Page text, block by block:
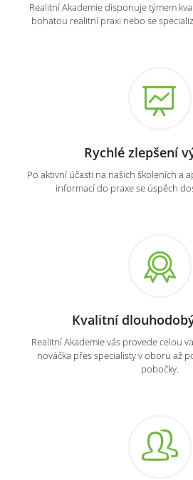
Realitní Akademie disponuje týmem
bohatou realitní praxi nebo se
Rychlé zlepšení
Po aktivní účasti na našich školeních a
informací do praxe se úspěch
Kvalitní
Realitní Akademie vás provede celou
nováčka přes specialisty v oboru až
pobočky.